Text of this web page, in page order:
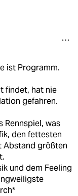
ist Programm.
findet, hat nie
gefahren.
Rennspiel, was
den fettesten
Abstand größten
und dem Feeling